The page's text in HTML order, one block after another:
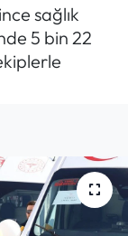
sağlık
5 bin 22